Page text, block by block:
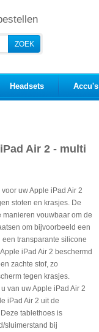
Headsets Accu's
Air 2 - multi
uw Apple iPad Air 2
stoten en krasjes. De
vouwbaar om de
om bijvoorbeeld een
transparante silicone
iPad Air 2 beschermd
zachte stof, zo
tegen krasjes.
van uw Apple iPad Air 2
iPad Air 2 uit de
tablethoes is
sluimerstand bij